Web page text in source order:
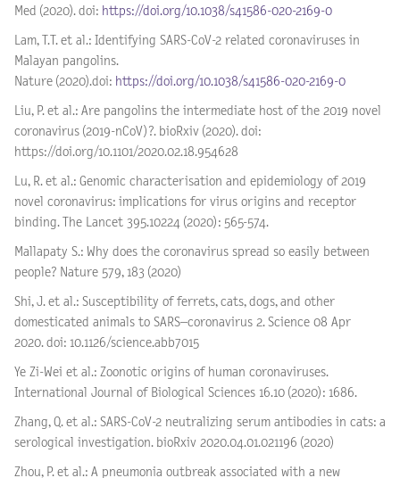
Med (2020). doi: https://doi.org/10.1038/s41586-020-2169-0
Lam, T.T. et al.: Identifying SARS-CoV-2 related coronaviruses in
Malayan pangolins.
Nature (2020).doi: https://doi.org/10.1038/s41586-020-2169-0
Liu, P. et al.: Are pangolins the intermediate host of the 2019 novel
coronavirus (2019-nCoV)?. bioRxiv (2020). doi:
https://doi.org/10.1101/2020.02.18.954628
Lu, R. et al.: Genomic characterisation and epidemiology of 2019
novel coronavirus: implications for virus origins and receptor
binding. The Lancet 395.10224 (2020): 565-574.
Mallapaty S.: Why does the coronavirus spread so easily between
people? Nature 579, 183 (2020)
Shi, J. et al.: Susceptibility of ferrets, cats, dogs, and other
domesticated animals to SARS–coronavirus 2. Science 08 Apr
2020. doi: 10.1126/science.abb7015
Ye Zi-Wei et al.: Zoonotic origins of human coronaviruses.
International Journal of Biological Sciences 16.10 (2020): 1686.
Zhang, Q. et al.: SARS-CoV-2 neutralizing serum antibodies in cats: a
serological investigation. bioRxiv 2020.04.01.021196 (2020)
Zhou, P. et al.: A pneumonia outbreak associated with a new